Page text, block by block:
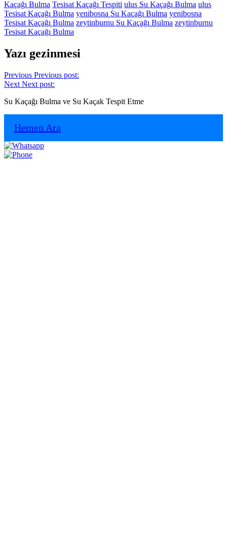
Kaçağı Bulma Tesisat Kaçağı Tespiti ulus Su Kaçağı Bulma ulus
Tesisat Kaçağı Bulma yenibosna Su Kaçağı Bulma yenibosna
Tesisat Kaçağı Bulma zeytinburnu Su Kaçağı Bulma zeytinburnu
Tesisat Kaçağı Bulma
Yazı gezinmesi
Previous Previous post:
Next Next post:
Su Kaçağı Bulma ve Su Kaçak Tespit Etme
Hemen Ara